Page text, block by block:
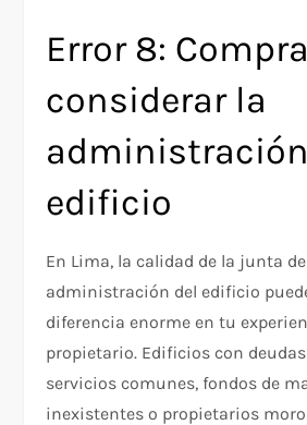
Error 8:
considerar la
edificio
En Lima, la calidad de la junta
administración del edificio
diferencia enorme en tu
propietario. Edificios con
servicios comunes, fondos de
inexistentes o propietarios